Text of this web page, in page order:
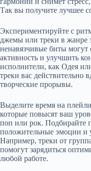
Так вы получите лучшее
Экспериментируйте с
джемы или треки в жанре
ненавязчивые биты
активность и улучшить
исполнители, как Одея
треки вас действительно
творческие прорывы.
Выделите время на
которые повысят ваш
поп или рок. Подбирайте
положительные эмоции и
Например, треки от
помогут зарядиться
любой работе.